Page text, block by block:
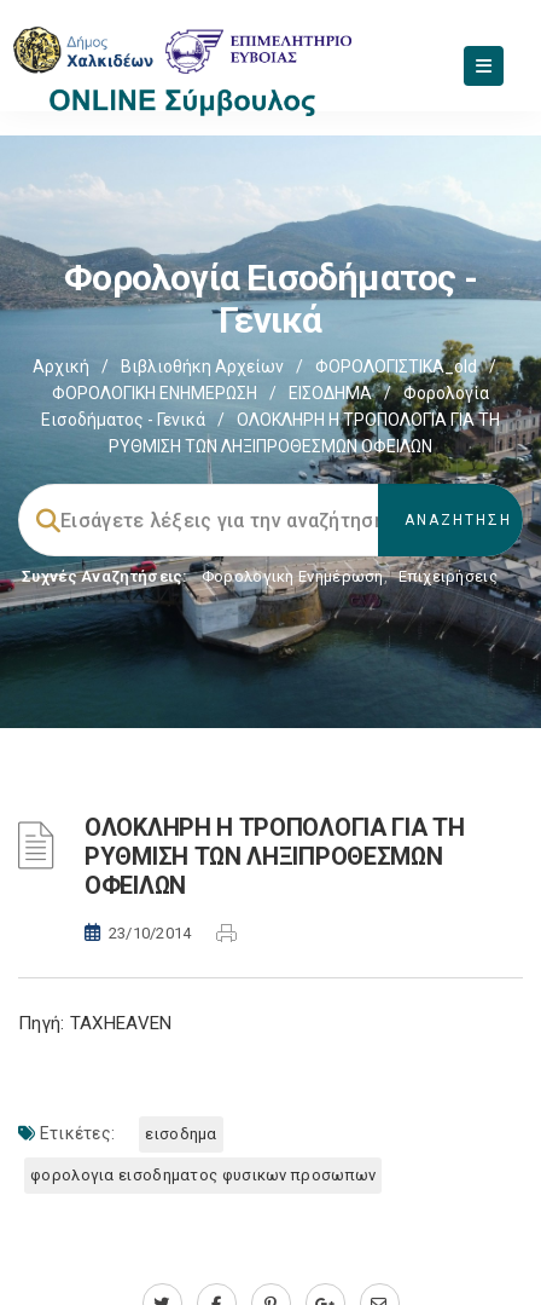
Φορολογία Εισοδήματος -
Γενικά
Αρχική / Βιβλιοθήκη Αρχείων / ΦΟΡΟΛΟΓΙΣΤΙΚΑ_old
/
ΦΟΡΟΛΟΓΙΚΗ ΕΝΗΜΕΡΩΣΗ
/ ΕΙΣΟΔΗΜΑ /
Φορολογία
Εισοδήματος - Γενικά
/
ΟΛΟΚΛΗΡΗ Η ΤΡΟΠΟΛΟΓΙΑ ΓΙΑ ΤΗ
ΡΥΘΜΙΣΗ ΤΩΝ ΛΗΞΙΠΡΟΘΕΣΜΩΝ ΟΦΕΙΛΩΝ
Συχνές Αναζητήσεις: Φορολογικη Ενημέρωση, Επιχειρήσεις
ΟΛΟΚΛΗΡΗ Η ΤΡΟΠΟΛΟΓΙΑ ΓΙΑ ΤΗ
ΡΥΘΜΙΣΗ ΤΩΝ ΛΗΞΙΠΡΟΘΕΣΜΩΝ
ΟΦΕΙΛΩΝ
23/10/2014
Πηγή: TAXHEAVEN
Ετικέτες: εισοδημα
φορολογια εισοδηματος φυσικων προσωπων